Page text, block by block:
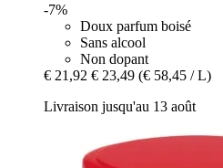
-7%
Doux parfum boisé
Sans alcool
Non dopant
€ 21,92 € 23,49 (€ 58,45 / L)
Livraison jusqu'au 13 août